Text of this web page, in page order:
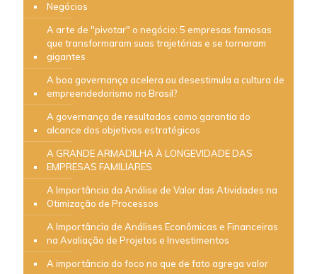
Negócios
A arte de "pivotar" o negócio: 5 empresas famosas
que transformaram suas trajetórias e se tornaram
gigantes
A boa governança acelera ou desestimula a cultura de
empreendedorismo no Brasil?
A governança de resultados como garantia do
alcance dos objetivos estratégicos
A GRANDE ARMADILHA À LONGEVIDADE DAS
EMPRESAS FAMILIARES
A Importância da Análise de Valor das Atividades na
Otimização de Processos
A Importância de Análises Econômicas e Financeiras
na Avaliação de Projetos e Investimentos
A importância do foco no que de fato agrega valor